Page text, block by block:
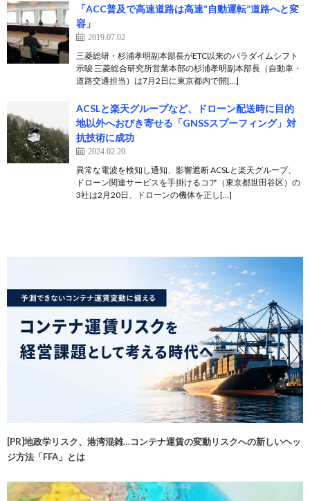
「ACC普及で高速道路は高速“自動運転”道路へと変
容」
2019.07.02
三菱総研・杉浦孝明副本部長がETC以来のパラダイムシフト
示唆 三菱総合研究所営業本部の杉浦孝明副本部長（自動車・
道路交通担当）は7月2日に東京都内で開[…]
ACSLと楽天グループなど、ドローン配送時に目的
地以外へおびき寄せる「GNSSスプーフィング」対
抗技術に成功
2024.02.20
異常な電波を検知し通知、影響遮断 ACSLと楽天グループ、
ドローン関連サービスを手掛けるコア（東京都世田谷区）の
3社は2月20日、ドローンの機体を正し[…]
[PR]地政学リスク、港湾混雑…コンテナ運賃の変動リスクへの新しいヘッ
ジ方法「FFA」とは